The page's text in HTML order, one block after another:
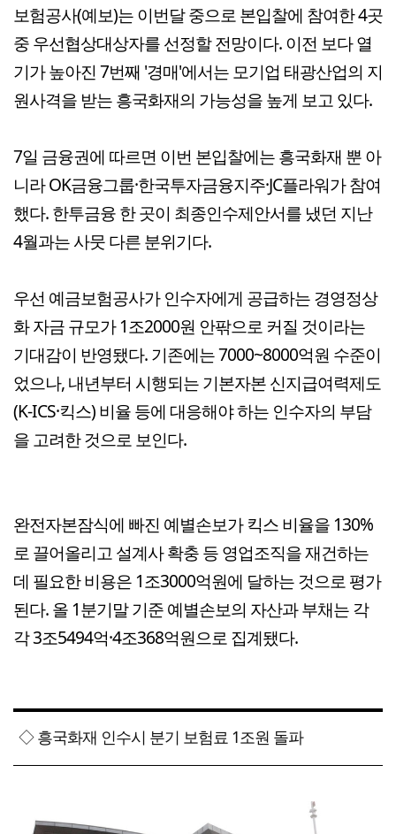
보험공사(예보)는 이번달 중으로 본입찰에 참여한 4곳
중 우선협상대상자를 선정할 전망이다. 이전 보다 열
기가 높아진 7번째 '경매'에서는 모기업 태광산업의 지
원사격을 받는 흥국화재의 가능성을 높게 보고 있다.
7일 금융권에 따르면 이번 본입찰에는 흥국화재 뿐 아
니라 OK금융그룹·한국투자금융지주·JC플라워가 참여
했다. 한투금융 한 곳이 최종인수제안서를 냈던 지난
4월과는 사뭇 다른 분위기다.
우선 예금보험공사가 인수자에게 공급하는 경영정상
화 자금 규모가 1조2000원 안팎으로 커질 것이라는
기대감이 반영됐다. 기존에는 7000~8000억원 수준이
었으나, 내년부터 시행되는 기본자본 신지급여력제도
(K-ICS·킥스) 비율 등에 대응해야 하는 인수자의 부담
을 고려한 것으로 보인다.
완전자본잠식에 빠진 예별손보가 킥스 비율을 130%
로 끌어올리고 설계사 확충 등 영업조직을 재건하는
데 필요한 비용은 1조3000억원에 달하는 것으로 평가
된다. 올 1분기말 기준 예별손보의 자산과 부채는 각
각 3조5494억·4조368억원으로 집계됐다.
◇ 흥국화재 인수시 분기 보험료 1조원 돌파